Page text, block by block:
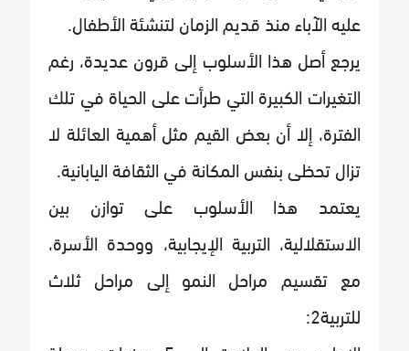
عليه الآباء منذ قديم الزمان لتنشئة الأطفال.
يرجع أصل هذا الأسلوب إلى قرون عديدة، رغم
التغيرات الكبيرة التي طرأت على الحياة في تلك
الفترة، إلا أن بعض القيم مثل أهمية العائلة لا
تزال تحظى بنفس المكانة في الثقافة اليابانية.
يعتمد هذا الأسلوب على توازن بين
الاستقلالية، التربية الإيجابية، ووحدة الأسرة،
مع تقسيم مراحل النمو إلى مراحل ثلاث
للتربية2: